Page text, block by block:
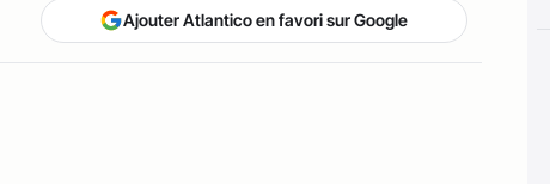
Ajouter Atlantico en favori sur Google